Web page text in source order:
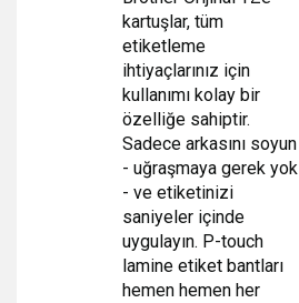
kartuşlar, tüm
etiketleme
ihtiyaçlarınız için
kullanımı kolay bir
özelliğe sahiptir.
Sadece arkasını soyun
- uğraşmaya gerek yok
- ve etiketinizi
saniyeler içinde
uygulayın. P-touch
lamine etiket bantları
hemen hemen her